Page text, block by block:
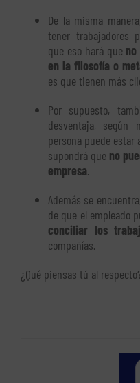
De la misma
tener trabajadores
que eso hará que
en la filosofía o
es que tienen más
Por supuesto,
desventaja, según
persona puede estar
supondrá que no
empresa.
Además se
de que el empleado
conciliar los
compañías.
¿Qué piensas tú al